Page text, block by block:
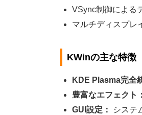
VSync制御による
マルチディスプレ
KWinの主な特徴
KDE Plasma完全
豊富なエフェクト：
GUI設定：
システ